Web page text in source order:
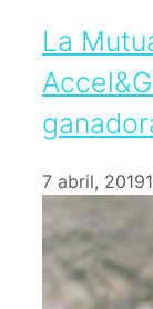
La
7 abril, 2019